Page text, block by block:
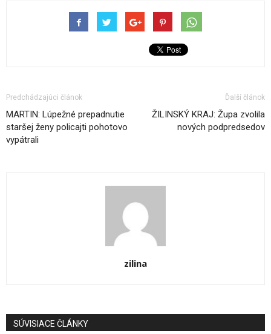
Predchádzajúci článok
MARTIN: Lúpežné prepadnutie
staršej ženy policajti pohotovo
vypátrali
Ďalší článok
ŽILINSKÝ KRAJ: Župa zvolila
nových podpredsedov
zilina
SÚVISIACE ČLÁNKY